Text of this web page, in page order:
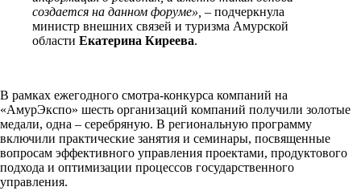
создается на данном форуме», – подчеркнула
министр внешних связей и туризма Амурской
области Екатерина Киреева.
В рамках ежегодного смотра-конкурса компаний на
«АмурЭкспо» шесть организаций компаний получили золотые
медали, одна – серебряную. В региональную программу
включили практические занятия и семинары, посвященные
вопросам эффективного управления проектами, продуктового
подхода и оптимизации процессов государственного
управления.